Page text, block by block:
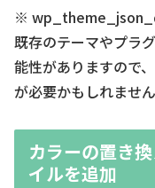
※
既存のテーマやプラ
能性がありますので
が必要かもしれません
カラーの置き
イルを追加